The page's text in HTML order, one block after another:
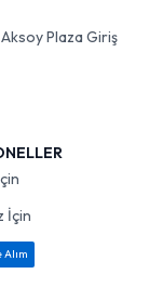
Plaza Giriş
İçin
Alım